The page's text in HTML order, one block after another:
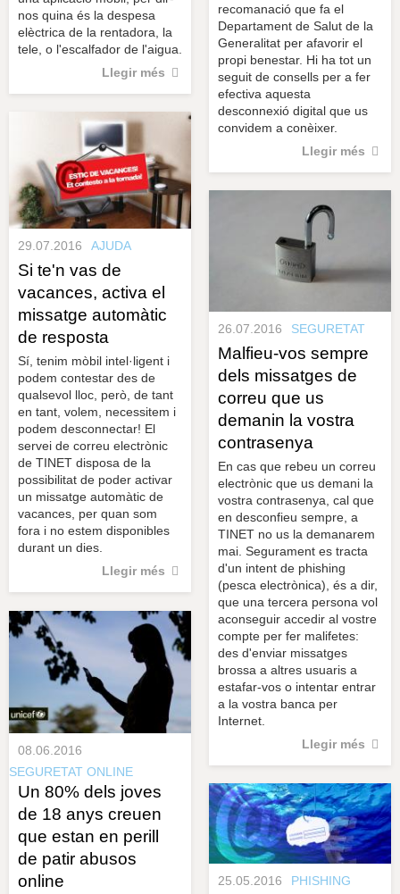
nos quina és la despesa
elèctrica de la rentadora, la
tele, o l'escalfador de l'aigua.
Llegir més
recomanació que fa el
Departament de Salut de la
Generalitat per afavorir el
propi benestar. Hi ha tot un
seguit de consells per a fer
efectiva aquesta
desconnexió digital que us
convidem a conèixer.
Llegir més
29.07.2016 AJUDA
Si te'n vas de
vacances, activa el
missatge automàtic
de resposta
Sí, tenim mòbil intel·ligent i
podem contestar des de
qualsevol lloc, però, de tant
en tant, volem, necessitem i
podem desconnectar! El
servei de correu electrònic
de TINET disposa de la
possibilitat de poder activar
un missatge automàtic de
vacances, per quan som
fora i no estem disponibles
durant un dies.
Llegir més
26.07.2016 SEGURETAT
Malfieu-vos sempre
dels missatges de
correu que us
demanin la vostra
contrasenya
En cas que rebeu un correu
electrònic que us demani la
vostra contrasenya, cal que
en desconfieu sempre, a
TINET no us la demanarem
mai. Segurament es tracta
d'un intent de phishing
(pesca electrònica), és a dir,
que una tercera persona vol
aconseguir accedir al vostre
compte per fer malifetes:
des d'enviar missatges
brossa a altres usuaris a
estafar-vos o intentar entrar
a la vostra banca per
Internet.
Llegir més
08.06.2016
SEGURETAT ONLINE
Un 80% dels joves
de 18 anys creuen
que estan en perill
de patir abusos
online
25.05.2016 PHISHING